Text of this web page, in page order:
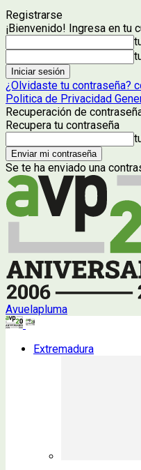
Registrarse
¡Bienvenido! Ingresa en tu
¿Olvidaste tu contraseña?
Politica de Privacidad
Recuperación de
Recupera tu contraseña
Se te ha enviado una
Avuelapluma
Extremadura